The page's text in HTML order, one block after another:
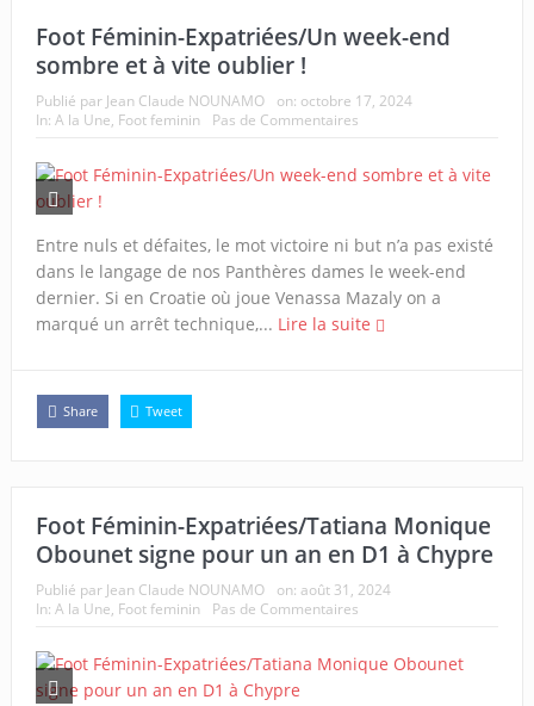
Foot Féminin-Expatriées/Un week-end
sombre et à vite oublier !
Publié par Jean Claude NOUNAMO on: octobre 17, 2024
In: A la Une, Foot feminin Pas de Commentaires
Entre nuls et défaites, le mot victoire ni but n’a pas existé
dans le langage de nos Panthères dames le week-end
dernier. Si en Croatie où joue Venassa Mazaly on a
marqué un arrêt technique,... Lire la suite
Share Tweet
Foot Féminin-Expatriées/Tatiana Monique
Obounet signe pour un an en D1 à Chypre
Publié par Jean Claude NOUNAMO on: août 31, 2024
In: A la Une, Foot feminin Pas de Commentaires